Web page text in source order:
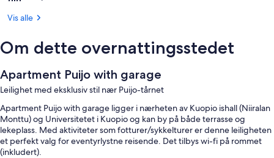
Vis alle
Om dette overnattingsstedet
Apartment Puijo with garage
Leilighet med eksklusiv stil nær Puijo-tårnet
Apartment Puijo with garage ligger i nærheten av Kuopio ishall (Niiralan
Monttu) og Universitetet i Kuopio og kan by på både terrasse og
lekeplass. Med aktiviteter som fotturer/sykkelturer er denne leiligheten
et perfekt valg for eventyrlystne reisende. Det tilbys wi-fi på rommet
(inkludert).